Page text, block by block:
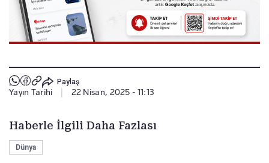
Paylaş
Yayın Tarihi 22 Nisan, 2025 - 11:13
Haberle İlgili Daha Fazlası
Dünya